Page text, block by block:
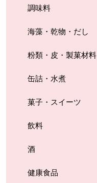
調味料
海藻・乾物・だし
粉類・皮・製菓材料
缶詰・水煮
菓子・スイーツ
飲料
酒
健康食品